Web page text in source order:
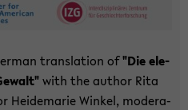
trans­la­ti­on of"Die ele­
with the author Rita
Hei­de­ma­rie Win­kel, mo­de­ra­